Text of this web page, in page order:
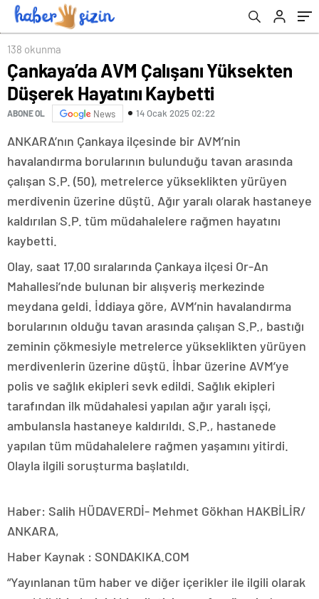
138 okunma
Çankaya’da AVM Çalışanı Yüksekten
Düşerek Hayatını Kaybetti
ABONE OL News 14 Ocak 2025 02:22
ANKARA’nın Çankaya ilçesinde bir AVM’nin
havalandırma borularının bulunduğu tavan arasında
çalışan S.P. (50), metrelerce yükseklikten yürüyen
merdivenin üzerine düştü. Ağır yaralı olarak hastaneye
kaldırılan S.P. tüm müdahalelere rağmen hayatını
kaybetti.
Olay, saat 17.00 sıralarında Çankaya ilçesi Or-An
Mahallesi’nde bulunan bir alışveriş merkezinde
meydana geldi. İddiaya göre, AVM’nin havalandırma
borularının olduğu tavan arasında çalışan S.P., bastığı
zeminin çökmesiyle metrelerce yükseklikten yürüyen
merdivenlerin üzerine düştü. İhbar üzerine AVM’ye
polis ve sağlık ekipleri sevk edildi. Sağlık ekipleri
tarafından ilk müdahalesi yapılan ağır yaralı işçi,
ambulansla hastaneye kaldırıldı. S.P., hastanede
yapılan tüm müdahalelere rağmen yaşamını yitirdi.
Olayla ilgili soruşturma başlatıldı.
Haber: Salih HÜDAVERDİ- Mehmet Gökhan HAKBİLİR/
ANKARA,
Haber Kaynak : SONDAKIKA.COM
“Yayınlanan tüm haber ve diğer içerikler ile ilgili olarak